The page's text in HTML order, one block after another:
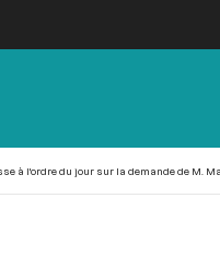
à l'ordre du jour sur la demande de M.